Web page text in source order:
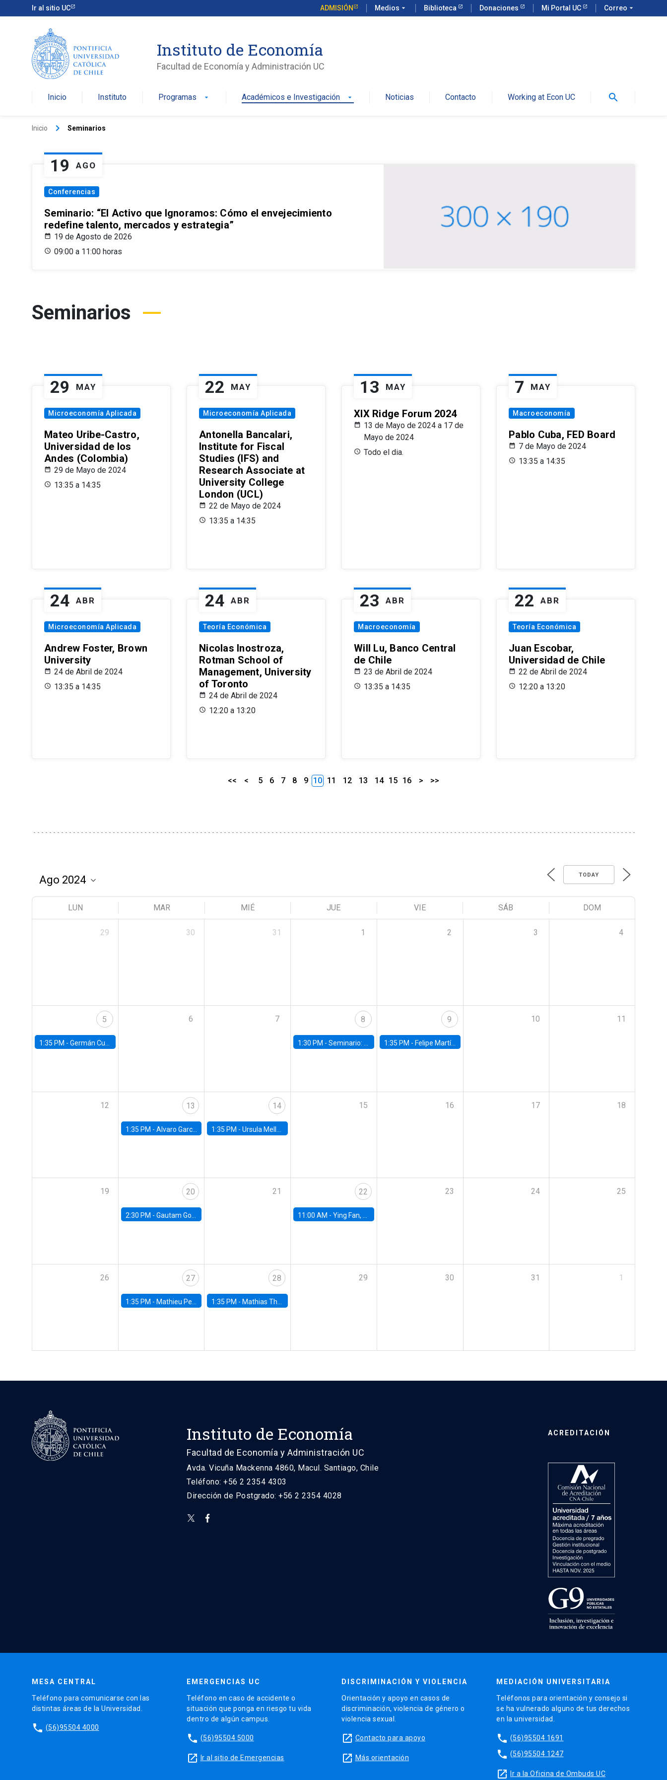
Ir al sitio UC ADMISIÓN Medios arrow_drop_down Biblioteca Donaciones Mi Portal UC Correo arrow_drop_down
Instituto de Economía
Facultad de Economía y Administración UC
Inicio Instituto Programas arrow_drop_down Académicos e Investigación arrow_drop_down Noticias Contacto Working at Econ UC search
Inicio keyboard_arrow_right Seminarios
19 AGO
Conferencias
Seminario: “El Activo que Ignoramos: Cómo el envejecimiento
redefine talento, mercados y estrategia”
19 de Agosto de 2026
09:00 a 11:00 horas
Seminarios
29 MAY
Microeconomía Aplicada
Mateo Uribe-Castro,
Universidad de los
Andes (Colombia)
29 de Mayo de 2024
13:35 a 14:35
22 MAY
Microeconomía Aplicada
Antonella Bancalari,
Institute for Fiscal
Studies (IFS) and
Research Associate at
University College
London (UCL)
22 de Mayo de 2024
13:35 a 14:35
13 MAY
XIX Ridge Forum 2024
13 de Mayo de 2024 a 17 de
Mayo de 2024
Todo el dia.
7 MAY
Macroeconomía
Pablo Cuba, FED Board
7 de Mayo de 2024
13:35 a 14:35
24 ABR
Microeconomía Aplicada
Andrew Foster, Brown
University
24 de Abril de 2024
13:35 a 14:35
24 ABR
Teoría Económica
Nicolas Inostroza,
Rotman School of
Management, University
of Toronto
24 de Abril de 2024
12:20 a 13:20
23 ABR
Macroeconomía
Will Lu, Banco Central
de Chile
23 de Abril de 2024
13:35 a 14:35
22 ABR
Teoría Económica
Juan Escobar,
Universidad de Chile
22 de Abril de 2024
12:20 a 13:20
<< < 5 6 7 8 9 10 11 12 13 14 15 16 > >>
TODAY
LUN MAR MIÉ JUE VIE SÁB DOM
29 30 31 1 2 3 4
5
1:35 PM - Germán Cubas, University of Houston
6 7 8
1:30 PM -Seminario: “Recuperando la humanidad para progresar en la era de la IA»
9
1:35 PM - Felipe Martínez, alumno Doctorado en Economía UC
10 11
12 13
1:35 PM - Alvaro Garcia-Marin, Universidad de Los Andes
14
1:35 PM -Ursula Mello, Insper - Institute of Education and Research
15 16 17 18
19 20
2:30 PM - Gautam Gowrisankaran, Columbia University
21 22
11:00 AM -Ying Fan, University of Michigan
23 24 25
26 27
1:35 PM - Mathieu Pedemonte, IDB
28
1:35 PM - Mathias Thoenig, University of Lausanne
29 30 31 1
Instituto de Economía
Facultad de Economía y Administración UC
Avda. Vicuña Mackenna 4860, Macul. Santiago, Chile
Teléfono: +56 2 2354 4303
Dirección de Postgrado: +56 2 2354 4028
ACREDITACIÓN
MESA CENTRAL
Teléfono para comunicarse con las
distintas áreas de la Universidad.
phone (56)95504 4000
EMERGENCIAS UC
Teléfono en caso de accidente o
situación que ponga en riesgo tu vida
dentro de algún campus.
phone (56)95504 5000
launch Ir al sitio de Emergencias
DISCRIMINACIÓN Y VIOLENCIA
Orientación y apoyo en casos de
discriminación, violencia de género o
violencia sexual.
launch Contacto para apoyo
launch Más orientación
MEDIACIÓN UNIVERSITARIA
Teléfonos para orientación y consejo si
se ha vulnerado alguno de tus derechos
en la universidad.
phone (56)95504 1691
phone (56)95504 1247
launch Ir a la Oficina de Ombuds UC